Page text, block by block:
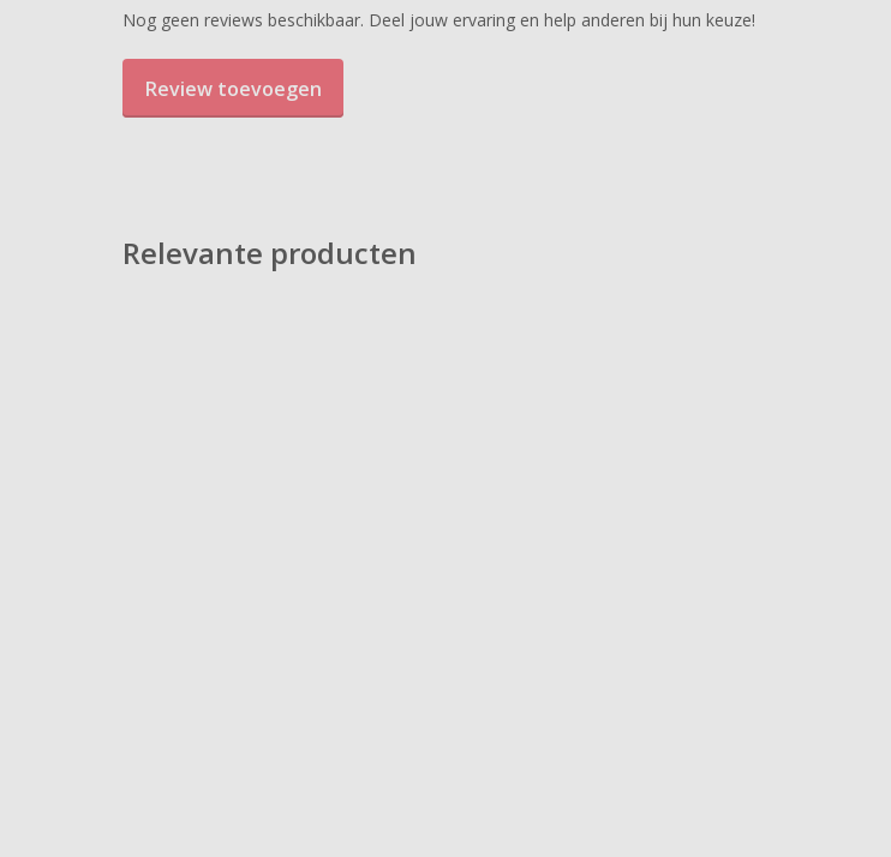
Nog geen reviews beschikbaar. Deel jouw ervaring en help anderen bij hun keuze!
Review toevoegen
Relevante producten